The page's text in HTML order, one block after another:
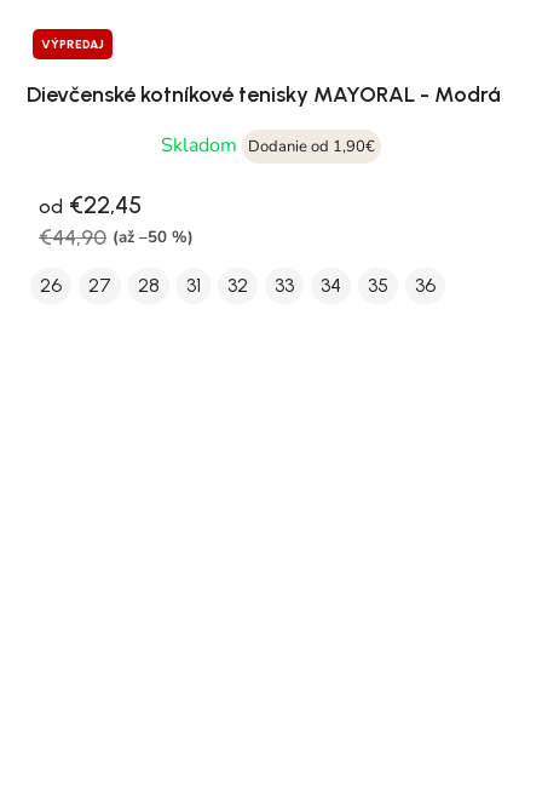
VÝPREDAJ
Dievčenské kotníkové tenisky MAYORAL - Modrá
Skladom
Dodanie od 1,90€
od €22,45
€44,90 (až –50 %)
26 27 28 31 32 33 34 35 36